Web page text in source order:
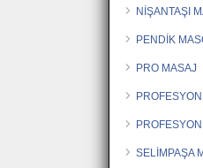
NİŞANTAŞI
PENDİK
PRO MASAJ
SELİMPAŞA